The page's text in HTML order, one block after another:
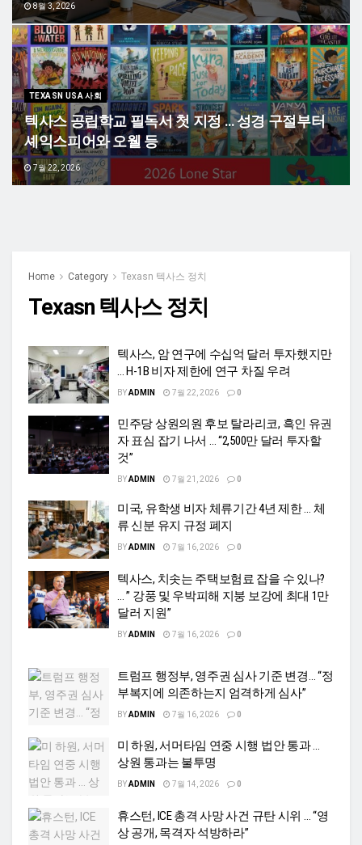
8월 3, 2026
TEXASN USA 사회
텍사스 공립학교 필독서 첫 지정 … 성경 구절부터
셰익스피어와 오웰 등
7월 22, 2026
Home Category Texasn 텍사스 정치
Texasn 텍사스 정치
텍사스, 암 연구에 수십억 달러 투자했지만
… H-1B 비자 제한에 연구 차질 우려
BYADMIN 7월 22, 2026 0
민주당 상원의원 후보 탈라리코, 흑인 유권
자 표심 잡기 나서 … “2,500만 달러 투자할
것”
BYADMIN 7월 21, 2026 0
미국, 유학생 비자 체류기간 4년 제한 … 체
류 신분 유지 규정 폐지
BYADMIN 7월 16, 2026 0
텍사스, 치솟는 주택보험료 잡을 수 있나?
… ” 강풍 및 우박피해 지붕 보강에 최대 1만
달러 지원”
BYADMIN 7월 16, 2026 0
트럼프 행정부, 영주권 심사 기준 변경… “정
부복지에 의존하는지 엄격하게 심사”
BYADMIN 7월 16, 2026 0
미 하원, 서머타임 연중 시행 법안 통과 …
상원 통과는 불투명
BYADMIN 7월 14, 2026 0
휴스턴, ICE 총격 사망 사건 규탄 시위 … “영
상 공개, 목격자 석방하라”